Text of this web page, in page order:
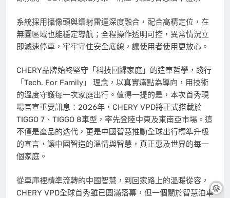
系統採用攝像頭與鐳射雷達深度融合，配合高精定位，在
無圖區域也能穩定導航；全程操作透明可控，異常情況立
即減速停車，牢牢守住安全底線，讓使用者使用更放心。
CHERY品牌始終堅守「科技回歸家庭」的造車哲學，踐行
「Tech. For Family」 理念，以真實痛點為導向，用技術
的溫度守護每一次家庭出行。值得一提的是，本次首秀現
場官宣重要訊息：2026年，CHERY VPD將正式搭載於
TIGGO 7、TIGGO 8車型，率先登陸中東及東南亞市場。這
不僅是產品的迭代，更是中國智慧推動全球出行標準升級
的宣言，讓中國智造的溫情與智慧，真正惠及世界的每一
個家庭。
從車庫裡精準流轉的中國智慧，到回家路上的溫暖從容，
CHERY VPD全球首秀雖已圓滿落幕，但一個關於智慧泊車